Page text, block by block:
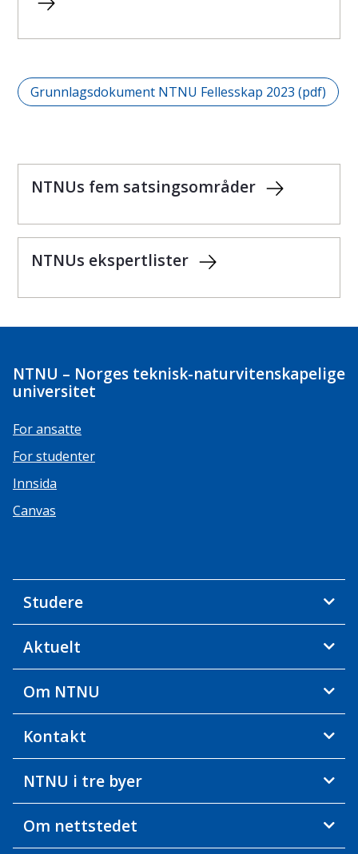
Grunnlagsdokument NTNU Fellesskap 2023 (pdf)
NTNUs fem satsingsområder
NTNUs ekspertlister
NTNU – Norges teknisk-naturvitenskapelige
universitet
For ansatte
For studenter
Innsida
Canvas
Studere
Aktuelt
Om NTNU
Kontakt
NTNU i tre byer
Om nettstedet